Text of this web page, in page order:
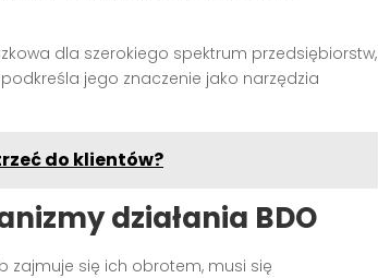
dla szerokiego spektrum przedsiębiorstw,
jego znaczenie jako narzędzia
do klientów?
działania BDO
zajmuje się ich obrotem, musi się